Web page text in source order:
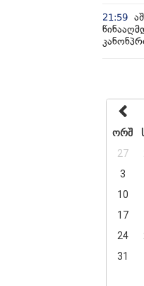
21:59
ორშ
27
3
10
17
24
31